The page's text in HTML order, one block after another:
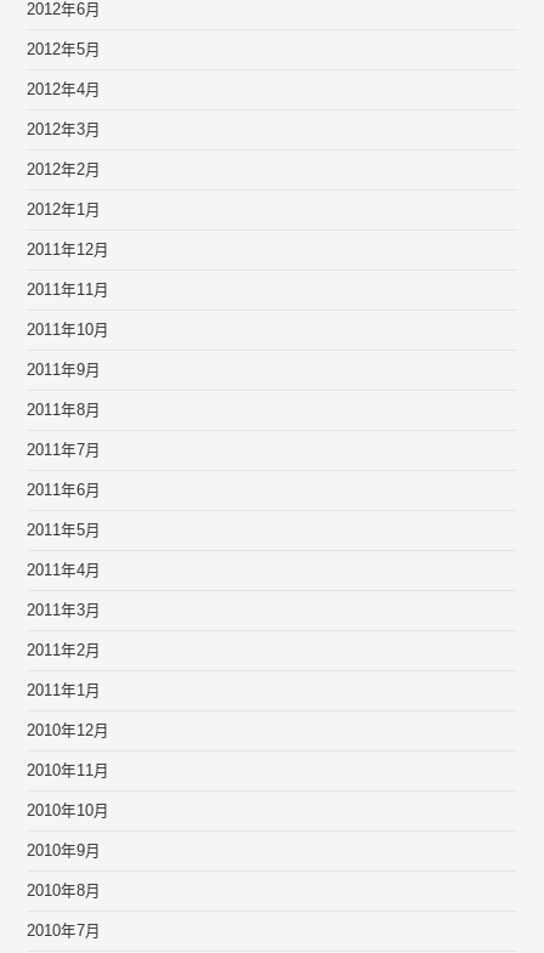
2012年6月
2012年5月
2012年4月
2012年3月
2012年2月
2012年1月
2011年12月
2011年11月
2011年10月
2011年9月
2011年8月
2011年7月
2011年6月
2011年5月
2011年4月
2011年3月
2011年2月
2011年1月
2010年12月
2010年11月
2010年10月
2010年9月
2010年8月
2010年7月